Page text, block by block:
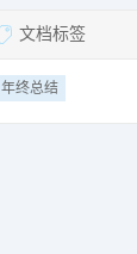
文档标签
年终总结